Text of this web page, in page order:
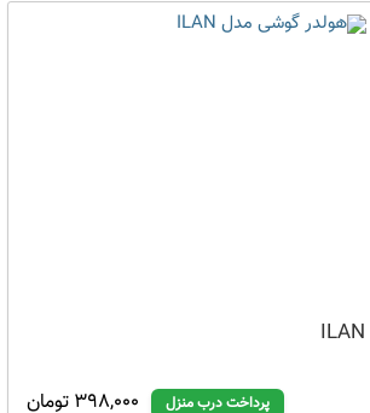
398,000 تومان پرداخت درب منزل